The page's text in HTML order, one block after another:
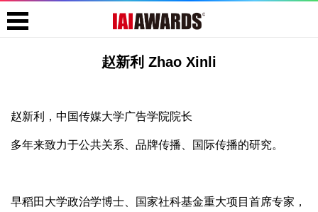
赵新利 Zhao Xinli
赵新利，中国传媒大学广告学院院长
多年来致力于公共关系、品牌传播、国际传播的研究。
早稻田大学政治学博士、国家社科基金重大项目首席专家，